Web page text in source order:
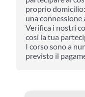
proprio
una
Verifica i nostri
così la tua
I corso sono a
previsto il